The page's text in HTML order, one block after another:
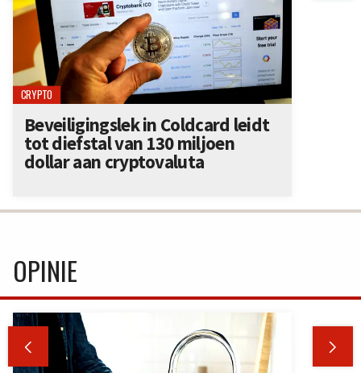
CRYPTO
Beveiligingslek in Coldcard leidt
tot diefstal van 130 miljoen
dollar aan cryptovaluta
OPINIE
 